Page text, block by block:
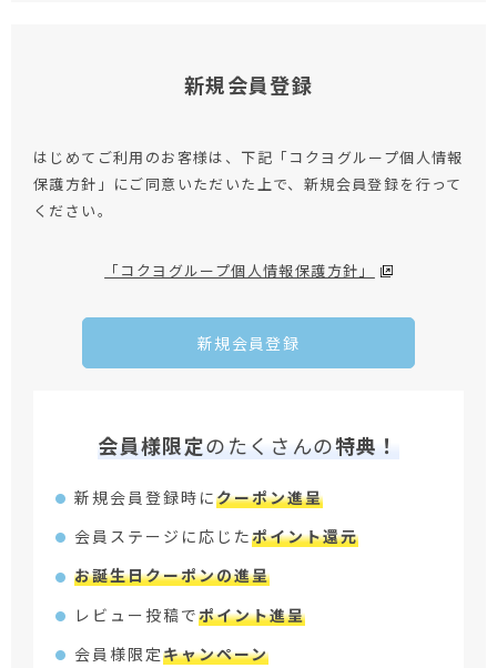
新規会員登録
はじめてご利用のお客様は、下記「コクヨグループ個人情報
保護方針」にご同意いただいた上で、新規会員登録を行って
ください。
「コクヨグループ個人情報保護方針」
新規会員登録
会員様限定のたくさんの特典！
新規会員登録時にクーポン進呈
会員ステージに応じたポイント還元
お誕生日クーポンの進呈
レビュー投稿でポイント進呈
会員様限定キャンペーン